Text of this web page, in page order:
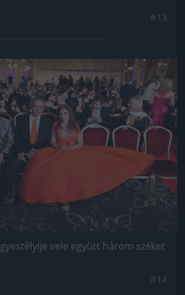
Jön még kép!
vele együtt három széket